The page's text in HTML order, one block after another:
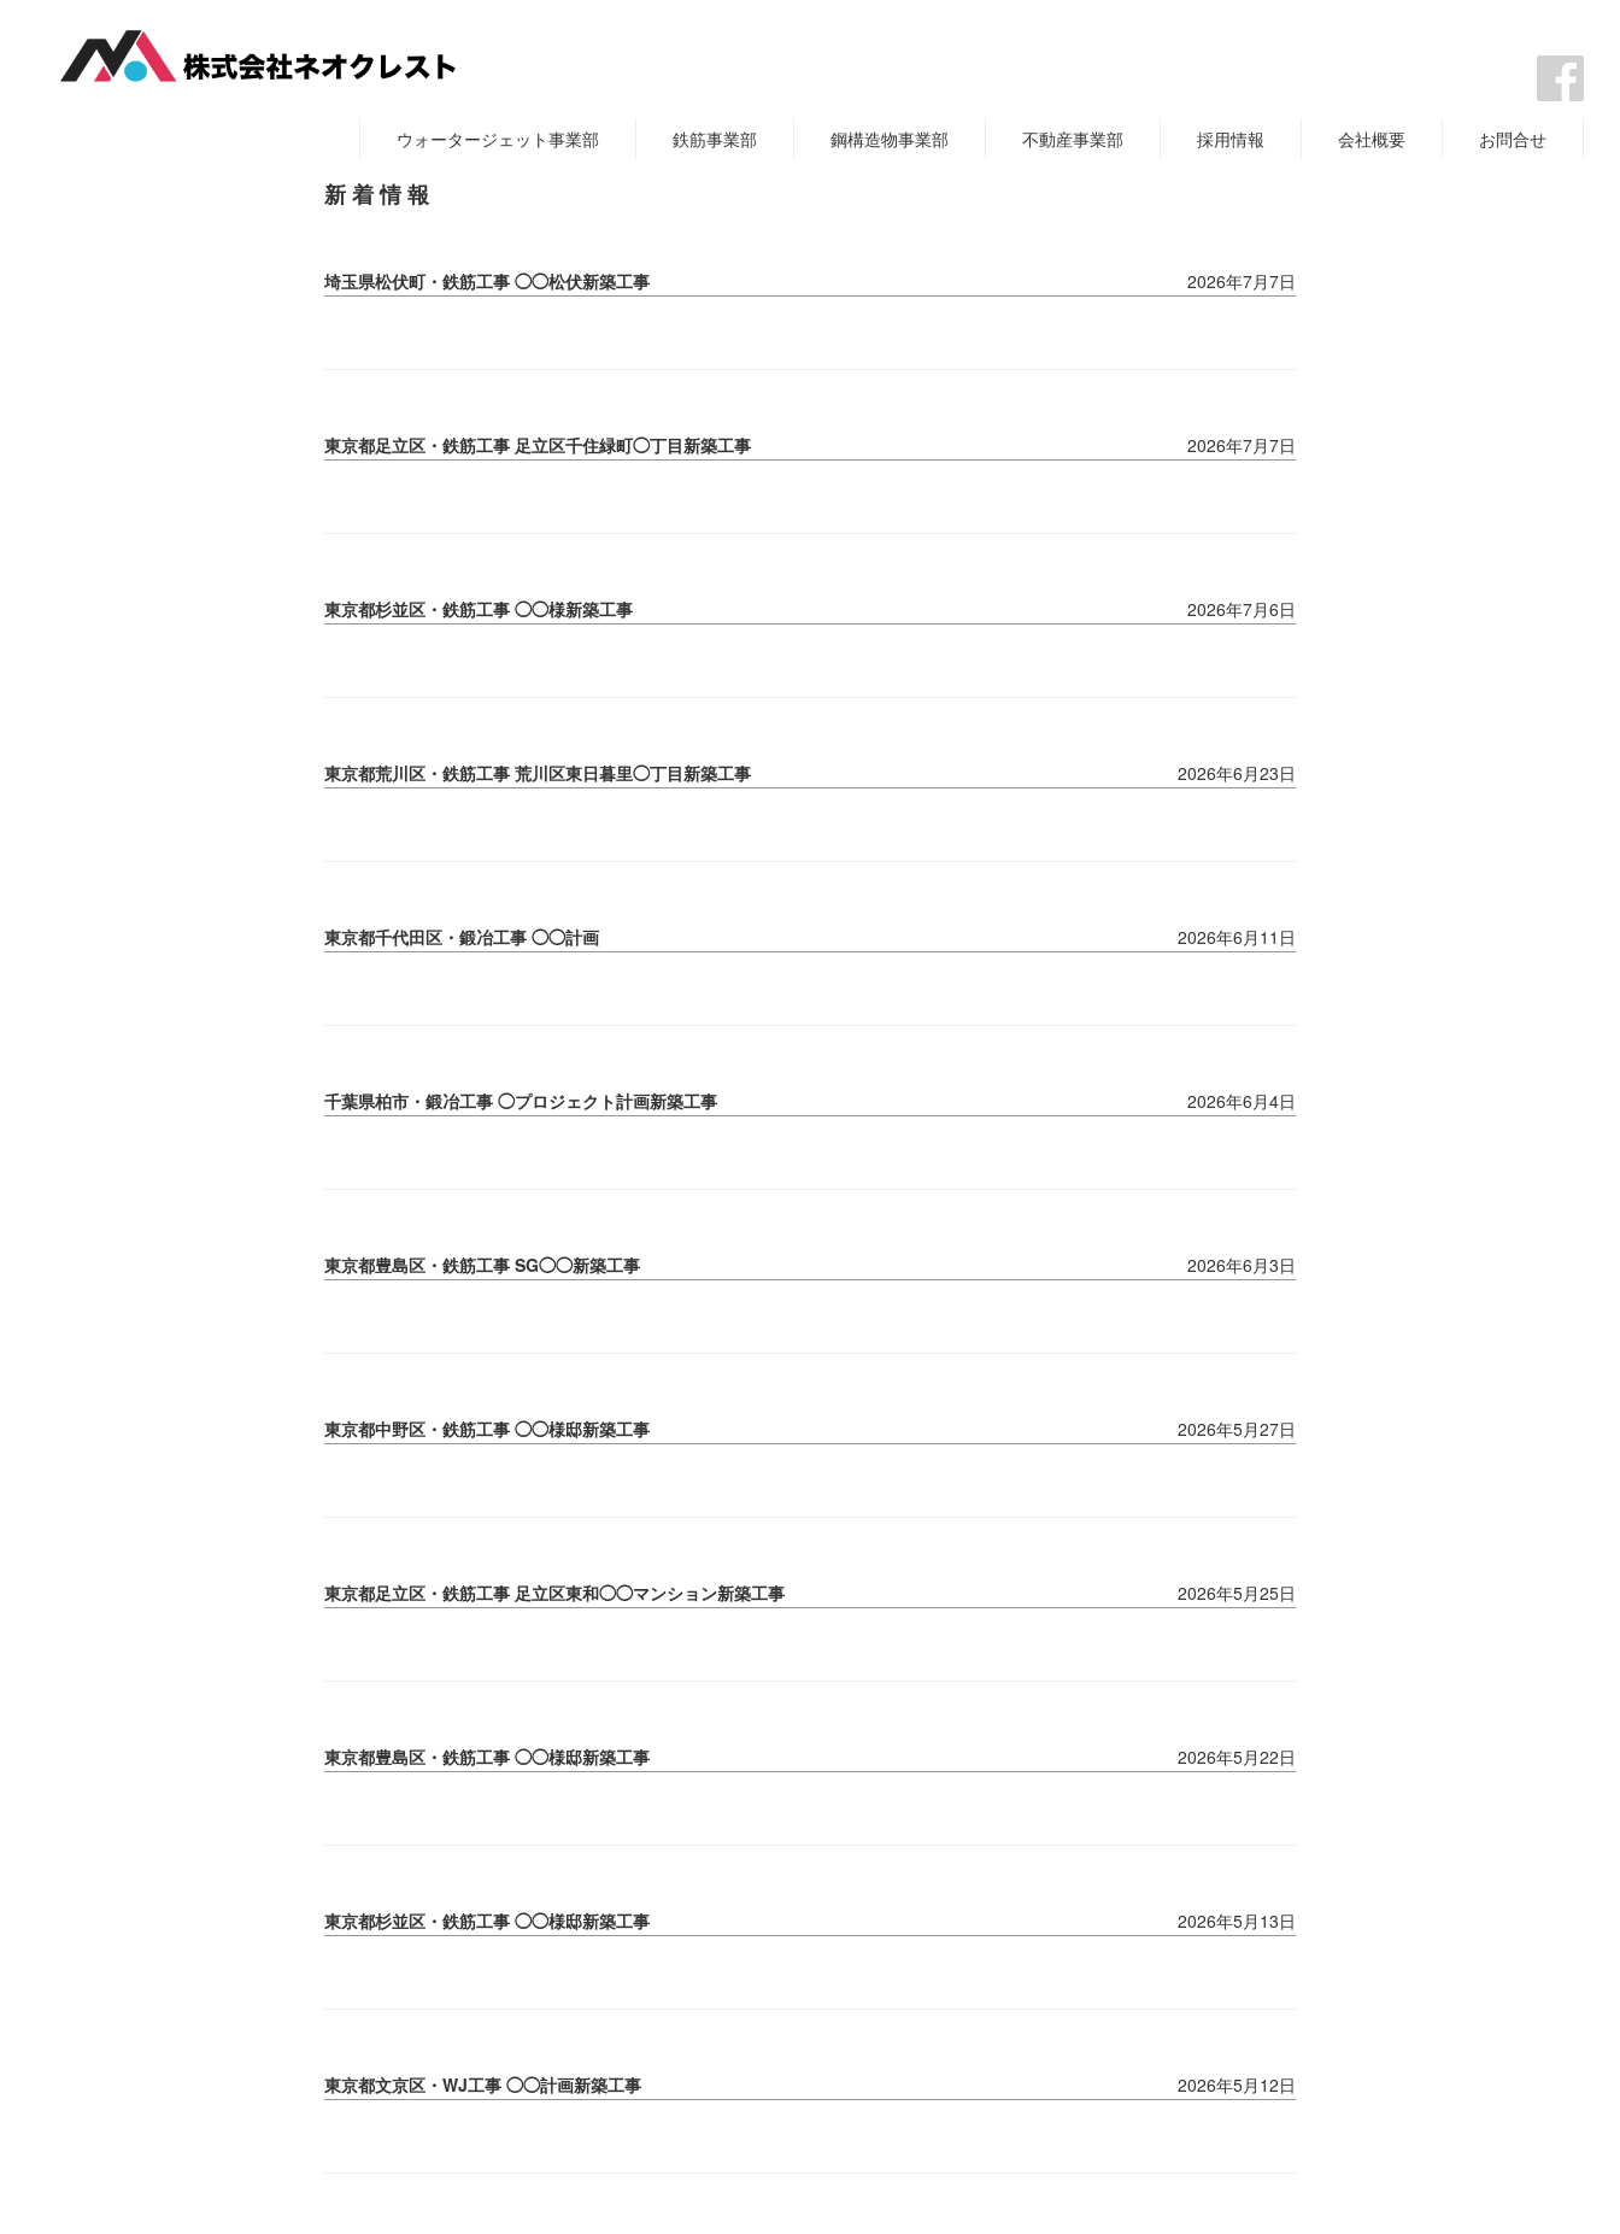
ウォータージェット事業部 鉄筋事業部 鋼構造物事業部 不動産事業部 採用情報 会社概要 お問合せ
新 着 情 報
埼玉県松伏町・鉄筋工事 ◯◯松伏新築工事 2026年7月7日
東京都足立区・鉄筋工事 足立区千住緑町◯丁目新築工事 2026年7月7日
東京都杉並区・鉄筋工事 ◯◯様新築工事 2026年7月6日
東京都荒川区・鉄筋工事 荒川区東日暮里◯丁目新築工事 2026年6月23日
東京都千代田区・鍛冶工事 ◯◯計画 2026年6月11日
千葉県柏市・鍛冶工事 ◯プロジェクト計画新築工事 2026年6月4日
東京都豊島区・鉄筋工事 SG◯◯新築工事 2026年6月3日
東京都中野区・鉄筋工事 ◯◯様邸新築工事 2026年5月27日
東京都足立区・鉄筋工事 足立区東和◯◯マンション新築工事 2026年5月25日
東京都豊島区・鉄筋工事 ◯◯様邸新築工事 2026年5月22日
東京都杉並区・鉄筋工事 ◯◯様邸新築工事 2026年5月13日
東京都文京区・WJ工事 ◯◯計画新築工事 2026年5月12日